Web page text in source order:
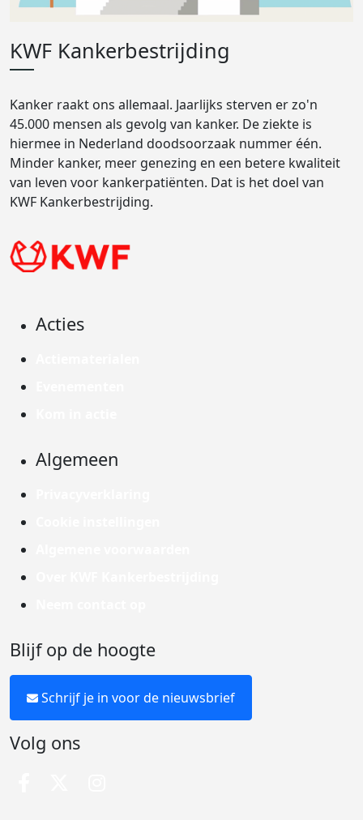
KWF Kankerbestrijding
Kanker raakt ons allemaal. Jaarlijks sterven er zo'n
45.000 mensen als gevolg van kanker. De ziekte is
hiermee in Nederland doodsoorzaak nummer één.
Minder kanker, meer genezing en een betere kwaliteit
van leven voor kankerpatiënten. Dat is het doel van
KWF Kankerbestrijding.
Acties
Algemeen
Blijf op de hoogte
Schrijf je in voor de nieuwsbrief
Volg ons